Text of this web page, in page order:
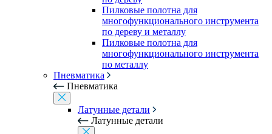
Пилковые полотна для
многофункционального инструмента
по дереву и металлу
Пилковые полотна для
многофункционального инструмента
по металлу
Пневматика
Пневматика
Латунные детали
Латунные детали